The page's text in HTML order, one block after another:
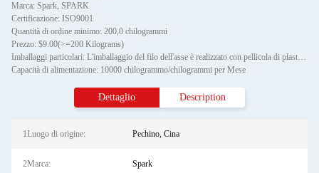
Marca: Spark, SPARK
Certificazione: ISO9001
Quantità di ordine minimo: 200,0 chilogrammi
Prezzo: $9.00(>=200 Kilograms)
Imballaggi particolari: L'imballaggio del filo dell'asse è realizzato con pellicola di plastica, mentre l'imballaggio estern
Capacità di alimentazione: 10000 chilogrammo/chilogrammi per Mese
Dettaglio Description
1Luogo di origine: Pechino, Cina
2Marca: Spark